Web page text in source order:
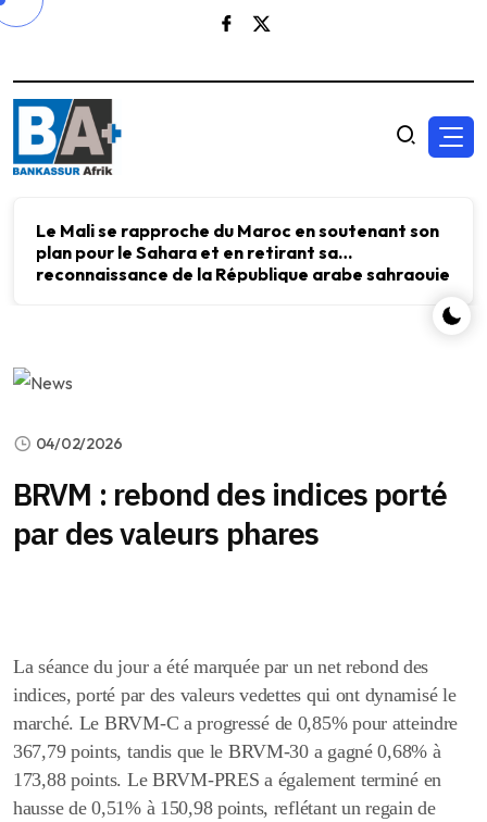
Le Mali se rapproche du Maroc en soutenant son
plan pour le Sahara et en retirant sa
reconnaissance de la République arabe sahraouie
04/02/2026
BRVM : rebond des indices porté
par des valeurs phares
La séance du jour a été marquée par un net rebond des
indices, porté par des valeurs vedettes qui ont dynamisé le
marché. Le BRVM-C a progressé de 0,85% pour atteindre
367,79 points, tandis que le BRVM-30 a gagné 0,68% à
173,88 points. Le BRVM-PRES a également terminé en
hausse de 0,51% à 150,98 points, reflétant un regain de